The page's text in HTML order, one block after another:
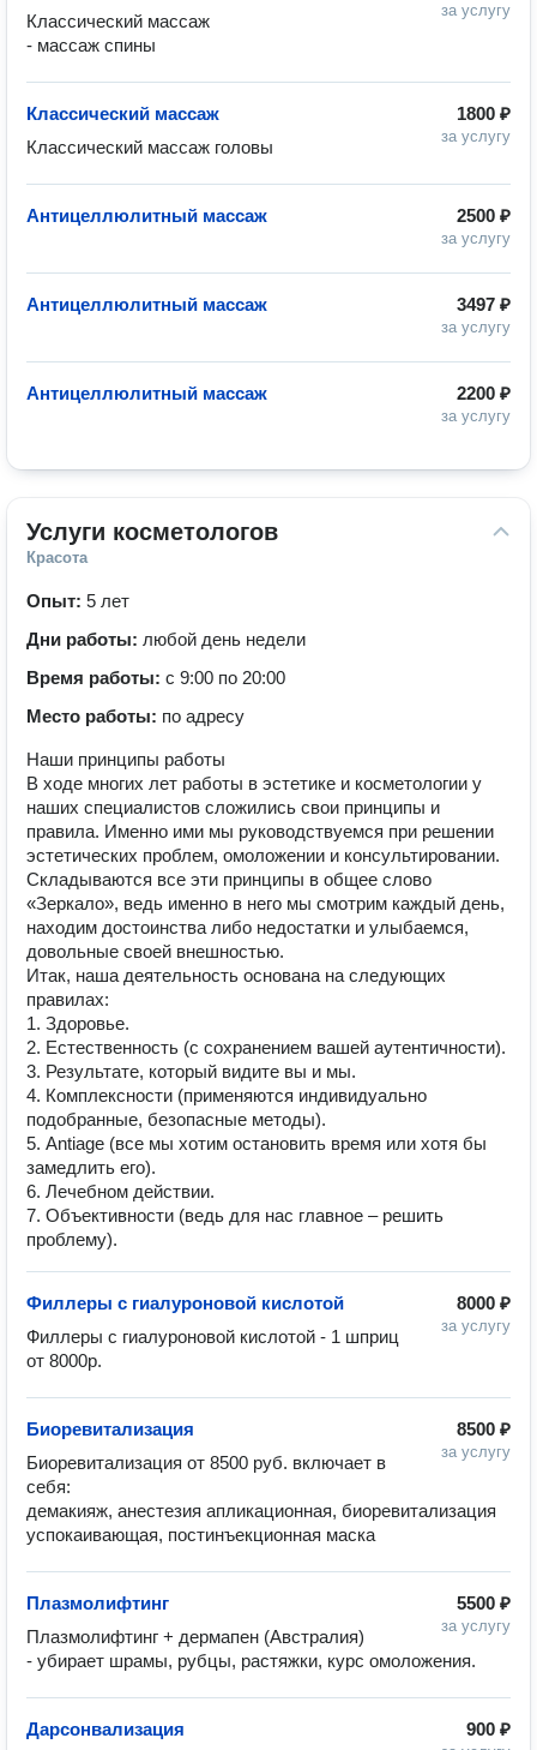
за услугу
Классический массаж
- массаж спины
1800 ₽
за услугу
Классический массаж
2500 ₽
за услугу
Антицеллюлитный массаж
3497 ₽
за услугу
Антицеллюлитный массаж
2200 ₽
за услугу
Антицеллюлитный массаж
Услуги косметологов
Красота
Опыт: 5 лет
Дни работы: любой день недели
Время работы: с 9:00 по 20:00
Место работы: по адресу
Наши принципы работы
В ходе многих лет работы в эстетике и косметологии у
наших специалистов сложились свои принципы и
правила. Именно ими мы руководствуемся при решении
эстетических проблем, омоложении и консультировании.
Складываются все эти принципы в общее слово
«Зеркало», ведь именно в него мы смотрим каждый день,
находим достоинства либо недостатки и улыбаемся,
довольные своей внешностью.
Итак, наша деятельность основана на следующих
правилах:
1. Здоровье.
2. Естественность (с сохранением вашей аутентичности).
3. Результате, который видите вы и мы.
4. Комплексности (применяются индивидуально
подобранные, безопасные методы).
5. Аntiage (все мы хотим остановить время или хотя бы
замедлить его).
6. Лечебном действии.
7. Объективности (ведь для нас главное – решить
проблему).
8000 ₽
за услугу
Филлеры с гиалуроновой кислотой
Филлеры с гиалуроновой кислотой - 1 шприц
от 8000р.
8500 ₽
за услугу
Биоревитализация
Биоревитализация от 8500 руб. включает в
себя:
демакияж, анестезия апликационная, биоревитализация
успокаивающая, постинъекционная маска
5500 ₽
за услугу
Плазмолифтинг
Плазмолифтинг + дермапен (Австралия)
- убирает шрамы, рубцы, растяжки, курс омоложения.
900 ₽
Дарсонвализация